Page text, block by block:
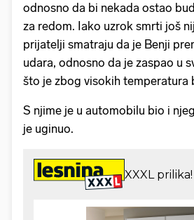
odnosno da bi nekada ostao
za redom. Iako uzrok smrti još
prijatelji smatraju da je Benji
udara, odnosno da je zaspao u
što je zbog visokih temperatura
S njime je u automobilu bio i
je uginuo.